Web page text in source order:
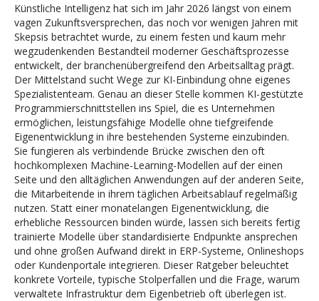
Künstliche Intelligenz hat sich im Jahr 2026 längst von einem
vagen Zukunftsversprechen, das noch vor wenigen Jahren mit
Skepsis betrachtet wurde, zu einem festen und kaum mehr
wegzudenkenden Bestandteil moderner Geschäftsprozesse
entwickelt, der branchenübergreifend den Arbeitsalltag prägt.
Der Mittelstand sucht Wege zur KI-Einbindung ohne eigenes
Spezialistenteam. Genau an dieser Stelle kommen KI-gestützte
Programmierschnittstellen ins Spiel, die es Unternehmen
ermöglichen, leistungsfähige Modelle ohne tiefgreifende
Eigenentwicklung in ihre bestehenden Systeme einzubinden.
Sie fungieren als verbindende Brücke zwischen den oft
hochkomplexen Machine-Learning-Modellen auf der einen
Seite und den alltäglichen Anwendungen auf der anderen Seite,
die Mitarbeitende in ihrem täglichen Arbeitsablauf regelmäßig
nutzen. Statt einer monatelangen Eigenentwicklung, die
erhebliche Ressourcen binden würde, lassen sich bereits fertig
trainierte Modelle über standardisierte Endpunkte ansprechen
und ohne großen Aufwand direkt in ERP-Systeme, Onlineshops
oder Kundenportale integrieren. Dieser Ratgeber beleuchtet
konkrete Vorteile, typische Stolperfallen und die Frage, warum
verwaltete Infrastruktur dem Eigenbetrieb oft überlegen ist.